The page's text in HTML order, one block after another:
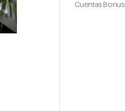
Cuentas Bonus